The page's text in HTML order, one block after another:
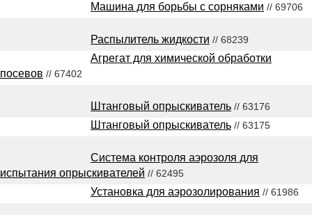
Машина для борьбы с сорняками // 69706
Распылитель жидкости // 68239
Агрегат для химической обработки
посевов // 67402
Штанговый опрыскиватель // 63176
Штанговый опрыскиватель // 63175
Система контроля аэрозоля для
испытания опрыскивателей // 62495
Установка для аэрозолирования // 61986